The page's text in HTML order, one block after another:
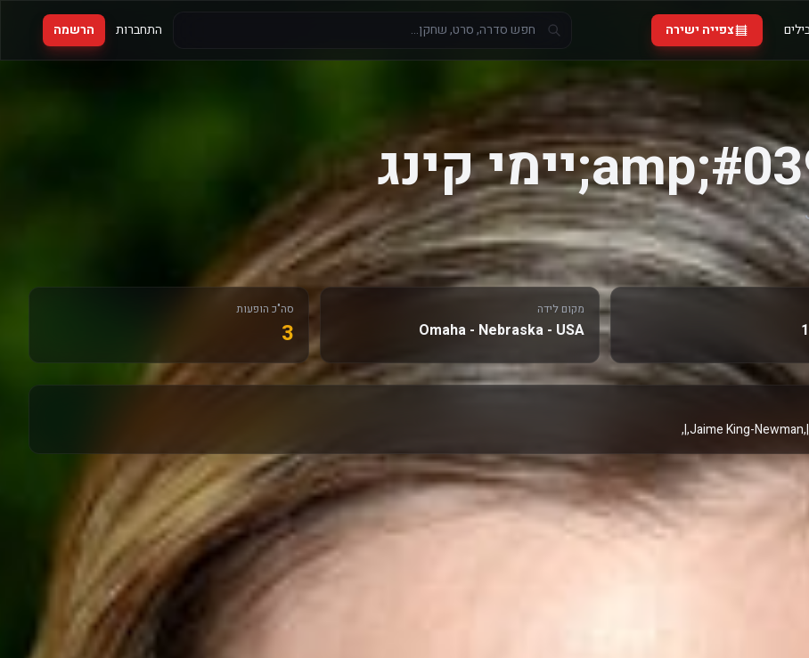
צפייה ישירה התחברות הרשמה
מקום לידה
Omaha - Nebraska - USA
סה"כ הופעות
3
Jaime King-